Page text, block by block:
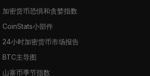
加密货币恐惧和贪婪指数
CoinStats小部件
24小时加密货币市场报告
BTC主导图
山寨币季节指数